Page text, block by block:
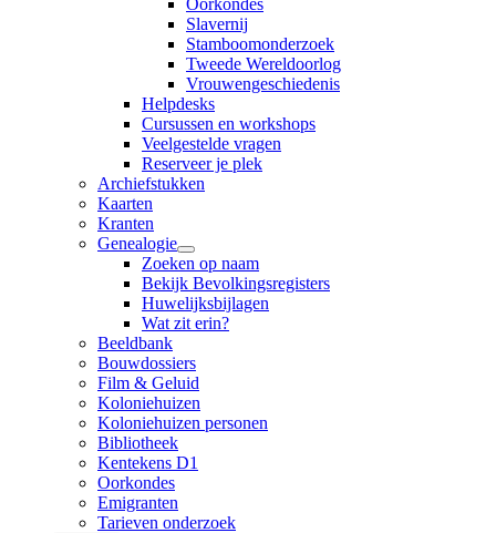
Oorkondes
Slavernij
Stamboomonderzoek
Tweede Wereldoorlog
Vrouwengeschiedenis
Helpdesks
Cursussen en workshops
Veelgestelde vragen
Reserveer je plek
Archiefstukken
Kaarten
Kranten
Genealogie
Zoeken op naam
Bekijk Bevolkingsregisters
Huwelijksbijlagen
Wat zit erin?
Beeldbank
Bouwdossiers
Film & Geluid
Koloniehuizen
Koloniehuizen personen
Bibliotheek
Kentekens D1
Oorkondes
Emigranten
Tarieven onderzoek